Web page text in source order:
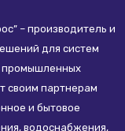
– производитель и
для систем
промышленных
своим партнерам
и бытовое
водоснабжения,